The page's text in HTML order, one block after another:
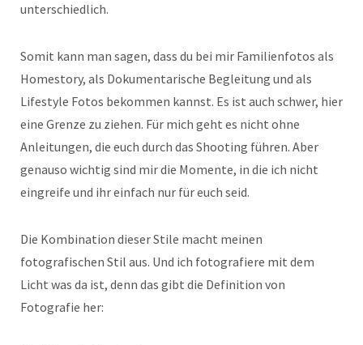
unterschiedlich.
Somit kann man sagen, dass du bei mir Familienfotos als
Homestory, als Dokumentarische Begleitung und als
Lifestyle Fotos bekommen kannst. Es ist auch schwer, hier
eine Grenze zu ziehen. Für mich geht es nicht ohne
Anleitungen, die euch durch das Shooting führen. Aber
genauso wichtig sind mir die Momente, in die ich nicht
eingreife und ihr einfach nur für euch seid.
Die Kombination dieser Stile macht meinen
fotografischen Stil aus. Und ich fotografiere mit dem
Licht was da ist, denn das gibt die Definition von
Fotografie her: